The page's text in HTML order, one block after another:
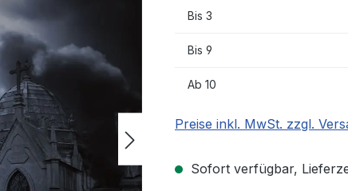
Bis 3
Bis 9
Ab 10
Preise inkl. MwSt. zzgl.
Sofort verfügbar,